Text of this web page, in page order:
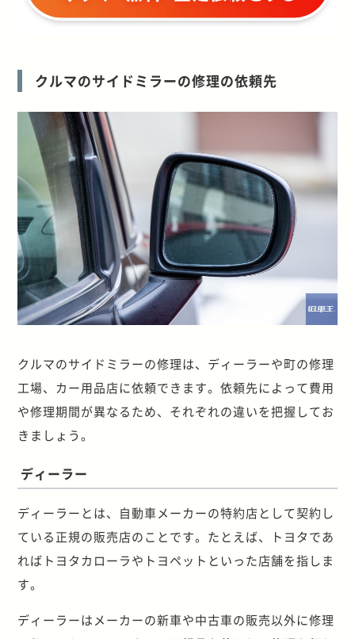
クルマのサイドミラーの修理の依頼先
クルマのサイドミラーの修理は、ディーラーや町の修理
工場、カー用品店に依頼できます。依頼先によって費用
や修理期間が異なるため、それぞれの違いを把握してお
きましょう。
ディーラー
ディーラーとは、自動車メーカーの特約店として契約し
ている正規の販売店のことです。たとえば、トヨタであ
ればトヨタカローラやトヨペットといった店舗を指しま
す。
ディーラーはメーカーの新車や中古車の販売以外に修理